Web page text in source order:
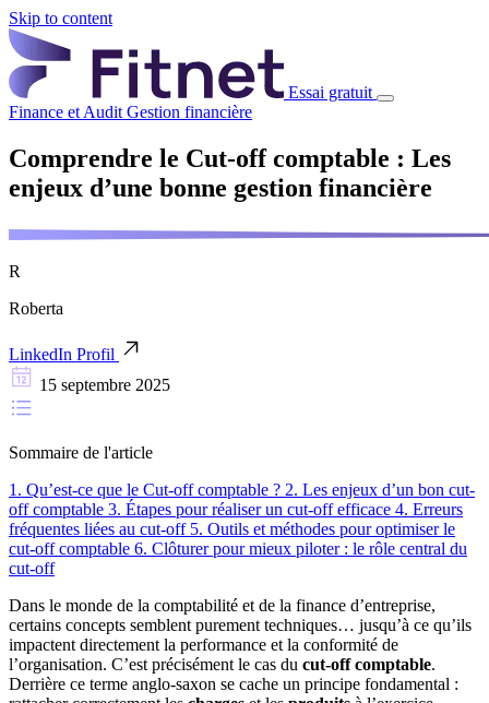
Skip to content
Essai gratuit
Finance et Audit Gestion financière
Comprendre le Cut-off comptable : Les
enjeux d’une bonne gestion financière
R
Roberta
LinkedIn Profil
15 septembre 2025
Sommaire de l'article
1. Qu’est-ce que le Cut-off comptable ? 2. Les enjeux d’un bon cut-
off comptable 3. Étapes pour réaliser un cut-off efficace 4. Erreurs
fréquentes liées au cut-off 5. Outils et méthodes pour optimiser le
cut-off comptable 6. Clôturer pour mieux piloter : le rôle central du
cut-off
Dans le monde de la comptabilité et de la finance d’entreprise,
certains concepts semblent purement techniques… jusqu’à ce qu’ils
impactent directement la performance et la conformité de
l’organisation. C’est précisément le cas du cut-off comptable.
Derrière ce terme anglo-saxon se cache un principe fondamental :